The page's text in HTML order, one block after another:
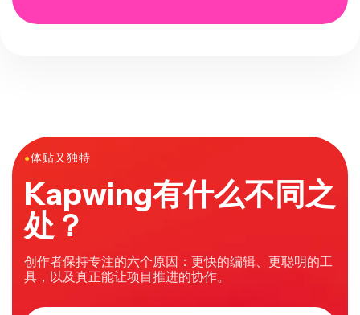
●体贴又独特
Kapwing有什么不同之
处？
创作者保持专注的六个原因：更快的编辑、更聪明的工
具，以及真正能让项目推进的协作。